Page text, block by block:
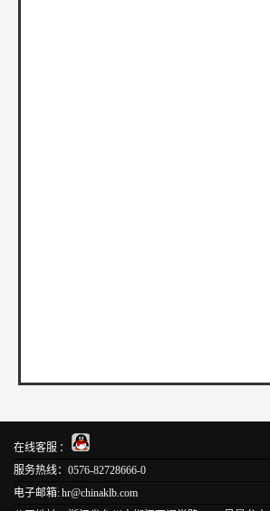
在线客服 ：
服务热线：0576-82728666-0
电子邮箱: hr@chinaklb.com